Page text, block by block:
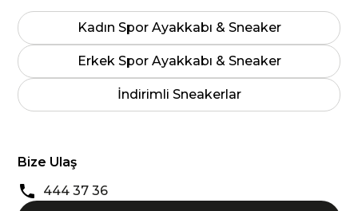
Kadın Spor Ayakkabı & Sneaker
Erkek Spor Ayakkabı & Sneaker
İndirimli Sneakerlar
Bize Ulaş
444 37 36